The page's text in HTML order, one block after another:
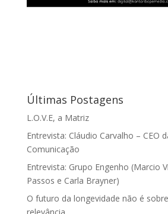
Últimas Postagens
L.O.V.E, a Matriz
Entrevista: Cláudio Carvalho – CEO
Comunicação
Entrevista: Grupo Engenho (Marcio
Passos e Carla Brayner)
O futuro da longevidade não é